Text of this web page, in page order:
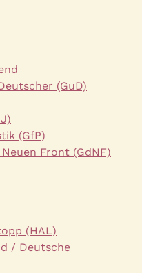
(GuD)
(GfP)
Front (GdNF)
(HAL)
/ Deutsche